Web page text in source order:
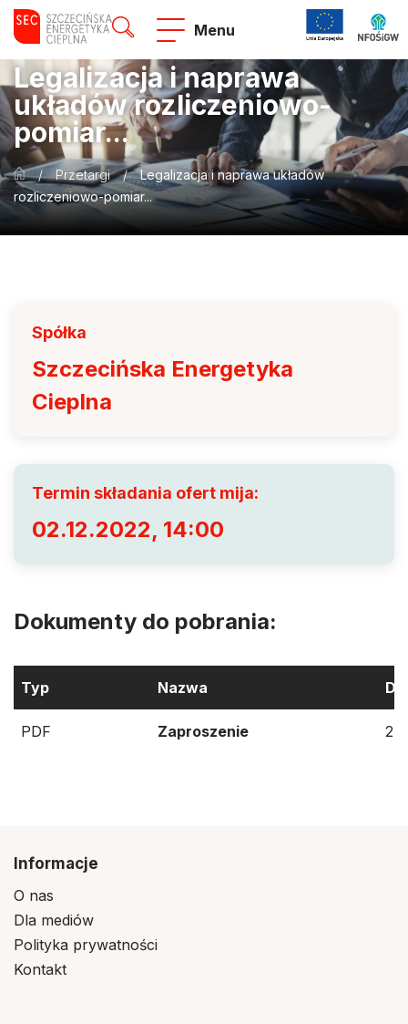
Menu
Legalizacja i naprawa
układów rozliczeniowo-
pomiar...
/ Przetargi /
Legalizacja i naprawa układów
rozliczeniowo-pomiar...
Spółka
Szczecińska Energetyka
Cieplna
Termin składania ofert mija:
02.12.2022, 14:00
Dokumenty do pobrania:
Typ Nazwa
PDF Zaproszenie
Informacje
O nas
Dla mediów
Polityka prywatności
Kontakt